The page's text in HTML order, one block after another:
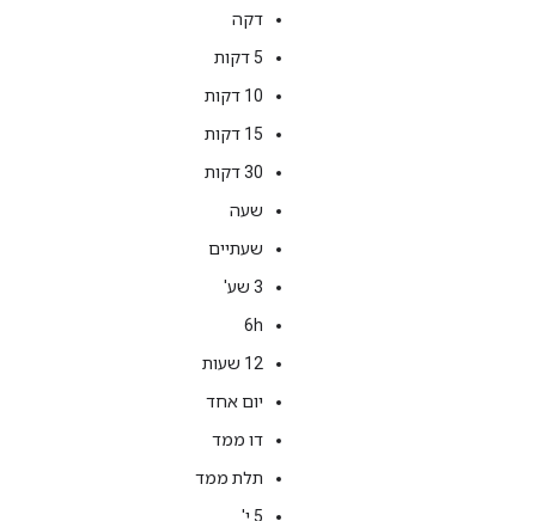
דקה
‫5 דקות
‫10 דקות
‫15 דקות
‫30 דקות
שעה
שעתיים
3 שע'
‫6h
‫12 שעות
יום אחד
דו ממד
תלת ממד
5 י'